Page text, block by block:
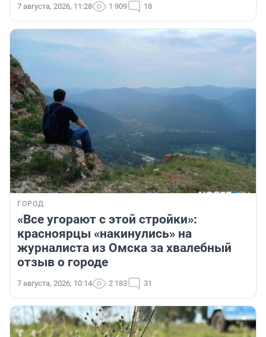
7 августа, 2026, 11:28 1 909 18
ГОРОД
«Все угорают с этой стройки»:
красноярцы «накинулись» на
журналиста из Омска за хвалебный
отзыв о городе
7 августа, 2026, 10:14 2 183 31